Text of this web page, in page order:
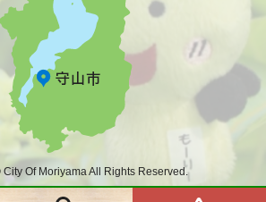
Of Moriyama All Rights Reserved.